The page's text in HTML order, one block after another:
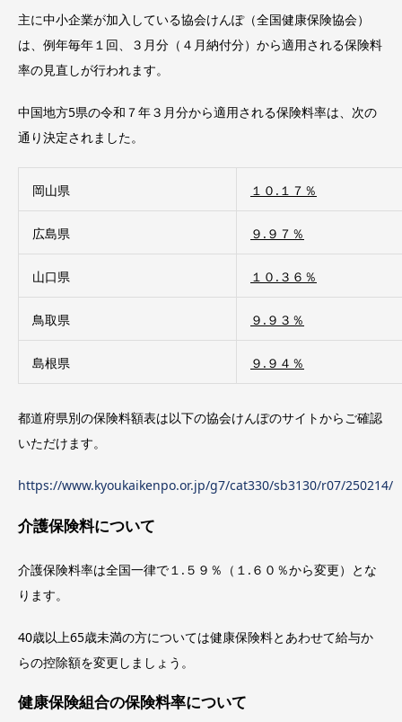
主に中小企業が加入している協会けんぽ（全国健康保険協会）
は、例年毎年１回、３月分（４月納付分）から適用される保険料
率の見直しが行われます。
中国地方5県の令和７年３月分から適用される保険料率は、次の
通り決定されました。
岡山県 １０.１７％
広島県 ９.９７％
山口県 １０.３６％
鳥取県 ９.９３％
島根県 ９.９４％
都道府県別の保険料額表は以下の協会けんぽのサイトからご確認
いただけます。
https://www.kyoukaikenpo.or.jp/g7/cat330/sb3130/r07/250214/
介護保険料について
介護保険料率は全国一律で１.５９％（１.６０％から変更）とな
ります。
40歳以上65歳未満の方については健康保険料とあわせて給与か
らの控除額を変更しましょう。
健康保険組合の保険料率について